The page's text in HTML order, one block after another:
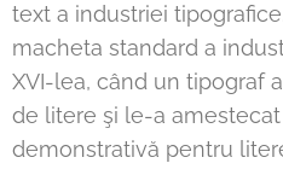
text a industriei
macheta standard a
XVI-lea, când un tipograf
de litere şi le-a
demonstrativă pentru